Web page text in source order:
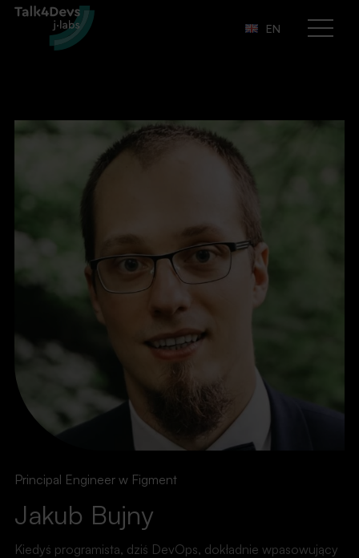
EN
Otwórz
Principal Engineer w Figment
Jakub Bujny
Kiedyś programista, dziś DevOps, dokładnie wpasowujący